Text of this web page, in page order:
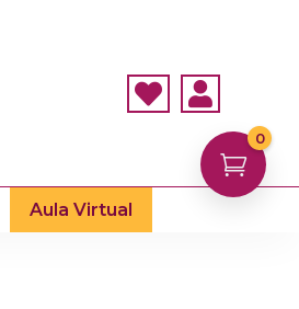
 
Aula Virtual

0